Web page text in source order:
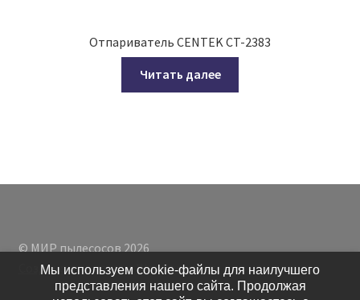
Отпариватель CENTEK CT-2383
Читать далее
© МИР пылесосов 2026
Создано с помощью WooCommerce
Мы используем cookie-файлы для наилучшего
представления нашего сайта. Продолжая